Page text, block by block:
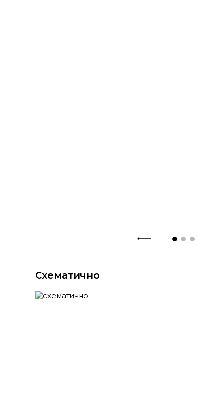
Схематично